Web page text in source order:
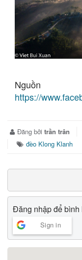
https://
Đăng bởi trần trân
đèo Klong Klanh
Đăng nhập để bình
Sign in